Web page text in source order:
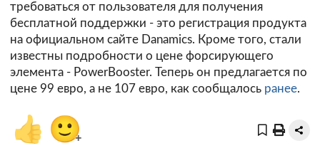
требоваться от пользователя для получения
бесплатной поддержки - это регистрация продукта
на официальном сайте Danamics. Кроме того, стали
известны подробности о цене форсирующего
элемента - PowerBooster. Теперь он предлагается по
цене 99 евро, а не 107 евро, как сообщалось ранее.
👍 🙂+